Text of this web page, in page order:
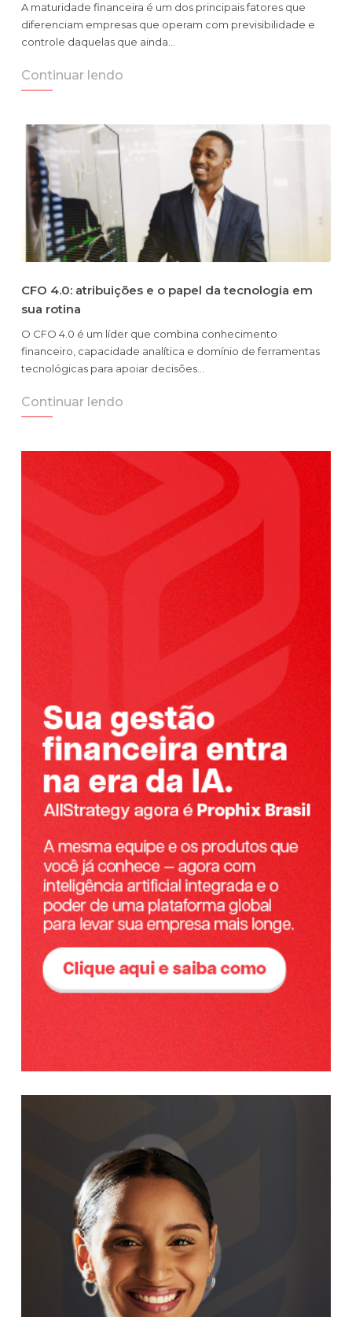
A maturidade financeira é um dos principais fatores que
diferenciam empresas que operam com previsibilidade e
controle daquelas que ainda…
Continuar lendo
CFO 4.0: atribuições e o papel da tecnologia em
sua rotina
O CFO 4.0 é um líder que combina conhecimento
financeiro, capacidade analítica e domínio de ferramentas
tecnológicas para apoiar decisões…
Continuar lendo